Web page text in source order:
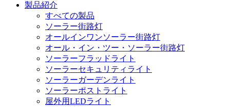
製品紹介
すべての製品
ソーラー街路灯
オールインワンソーラー街路灯
オール・イン・ツー・ソーラー街路灯
ソーラーフラッドライト
ソーラーセキュリティライト
ソーラーガーデンライト
ソーラーポストライト
屋外用LEDライト